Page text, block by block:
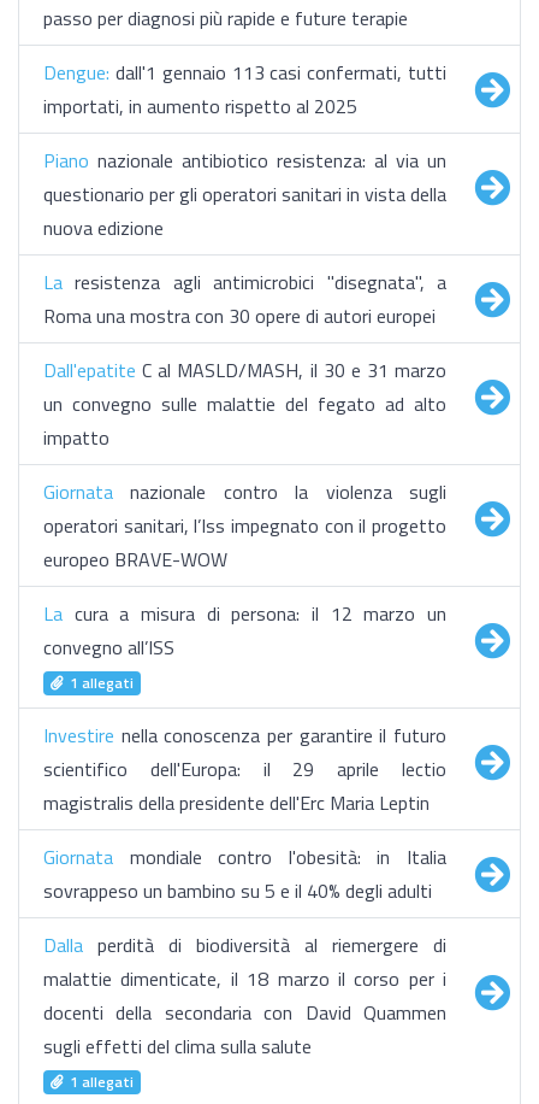
passo per diagnosi più rapide e future terapie
Dengue: dall'1 gennaio 113 casi confermati, tutti
importati, in aumento rispetto al 2025
Piano nazionale antibiotico resistenza: al via un
questionario per gli operatori sanitari in vista della
nuova edizione
La resistenza agli antimicrobici "disegnata", a
Roma una mostra con 30 opere di autori europei
Dall'epatite C al MASLD/MASH, il 30 e 31 marzo
un convegno sulle malattie del fegato ad alto
impatto
Giornata nazionale contro la violenza sugli
operatori sanitari, l’Iss impegnato con il progetto
europeo BRAVE-WOW
La cura a misura di persona: il 12 marzo un
convegno all’ISS
1 allegati
Investire nella conoscenza per garantire il futuro
scientifico dell'Europa: il 29 aprile lectio
magistralis della presidente dell'Erc Maria Leptin
Giornata mondiale contro l'obesità: in Italia
sovrappeso un bambino su 5 e il 40% degli adulti
Dalla perdità di biodiversità al riemergere di
malattie dimenticate, il 18 marzo il corso per i
docenti della secondaria con David Quammen
sugli effetti del clima sulla salute
1 allegati